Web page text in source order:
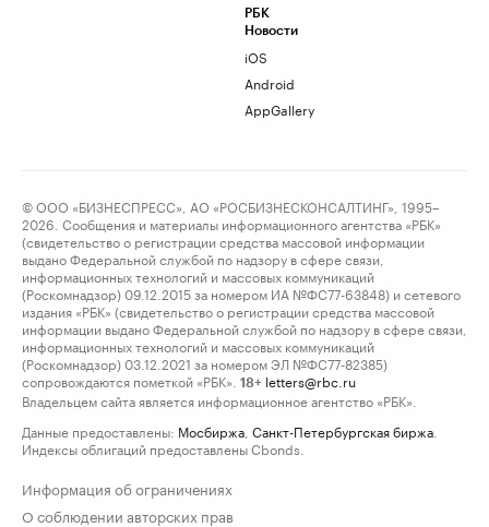
РБК
Новости
iOS
Android
AppGallery
© ООО «БИЗНЕСПРЕСС», АО «РОСБИЗНЕСКОНСАЛТИНГ», 1995–
2026. Сообщения и материалы информационного агентства «РБК»
(свидетельство о регистрации средства массовой информации
выдано Федеральной службой по надзору в сфере связи,
информационных технологий и массовых коммуникаций
(Роскомнадзор) 09.12.2015 за номером ИА №ФС77-63848) и сетевого
издания «РБК» (свидетельство о регистрации средства массовой
информации выдано Федеральной службой по надзору в сфере связи,
информационных технологий и массовых коммуникаций
(Роскомнадзор) 03.12.2021 за номером ЭЛ №ФС77-82385)
сопровождаются пометкой «РБК».
18+ letters@rbc.ru
Владельцем сайта является информационное агентство «РБК».
Данные предоставлены: Мосбиржа Санкт-Петербургская биржа
Индексы облигаций предоставлены Cbonds.
Информация об ограничениях
О соблюдении авторских прав